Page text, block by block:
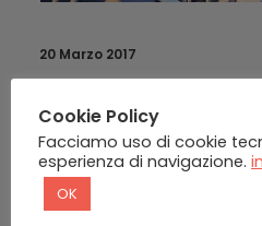
20 Marzo 2017
Documentari
GENOVA FRA
DUEMILA
Cookie Policy
Facciamo uso di cookie
esperienza di navigazione.
OK